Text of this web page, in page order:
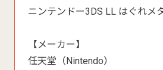
ニンテンドー3DS LL はぐれメ
【メーカー】
任天堂（Nintendo）